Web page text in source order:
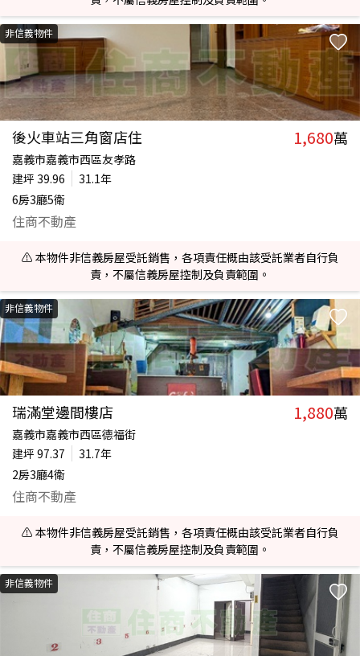
非信義物件
後火車站三角窗店住 1,680萬
嘉義市嘉義市西區友孝路
建坪 39.96
31.1年
6房3廳5衛
住商不動產
⚠️ 本物件非信義房屋受託銷售，各項責任概由該受託業者自行負
責，不屬信義房屋控制及負責範圍。
非信義物件
瑞滿堂邊間樓店 1,880萬
嘉義市嘉義市西區德福街
建坪 97.37
31.7年
2房3廳4衛
住商不動產
⚠️ 本物件非信義房屋受託銷售，各項責任概由該受託業者自行負
責，不屬信義房屋控制及負責範圍。
非信義物件